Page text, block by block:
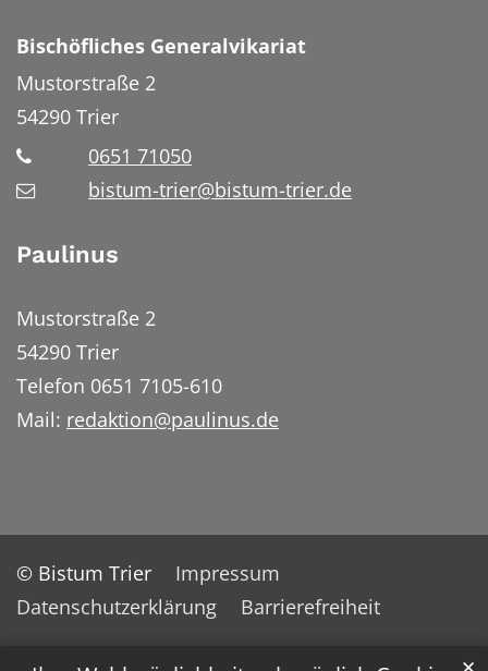
Bischöfliches Generalvikariat
Mustorstraße 2
54290 Trier
0651 71050
bistum-trier@bistum-trier.de
Paulinus
Mustorstraße 2
54290 Trier
Telefon 0651 7105-610
Mail: redaktion@paulinus.de
© Bistum Trier
Impressum
Datenschutzerklärung
Barrierefreiheit